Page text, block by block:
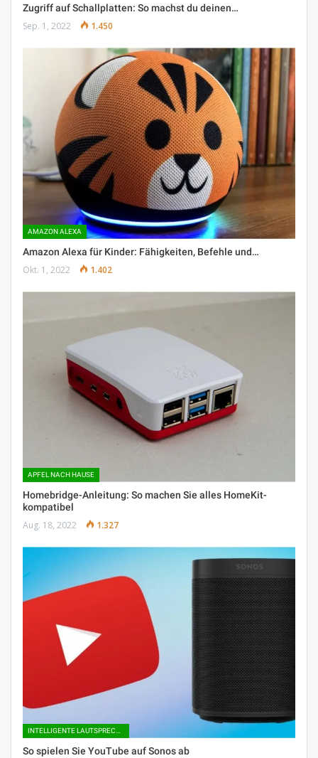
Zugriff auf Schallplatten: So machst du deinen…
Sep. 1, 2022 1.450
AMAZON ALEXA
Amazon Alexa für Kinder: Fähigkeiten, Befehle und…
Okt. 1, 2022 1.402
APFEL NACH HAUSE
Homebridge-Anleitung: So machen Sie alles HomeKit-
kompatibel
Aug. 18, 2022 1.327
So spielen Sie YouTube auf Sonos ab